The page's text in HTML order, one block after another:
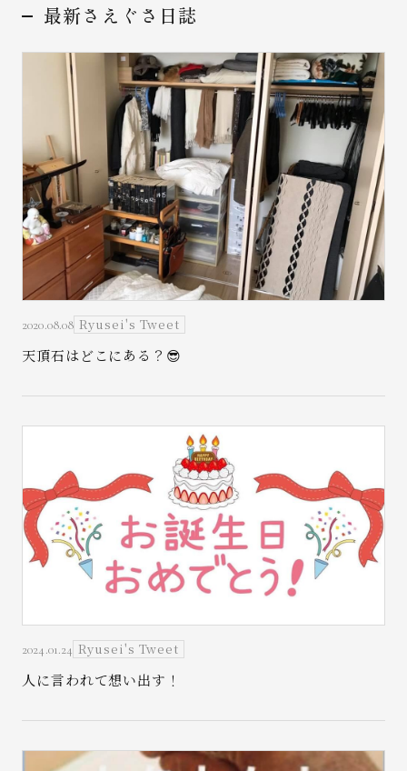
お問い合わせ
最新さえぐさ日誌
2020.08.08 Ryusei's Tweet
天頂石はどこにある？😎
2024.01.24 Ryusei's Tweet
人に言われて想い出す！